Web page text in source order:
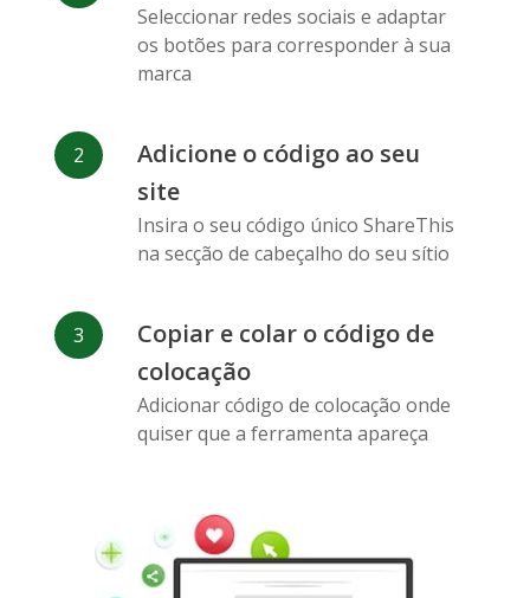
Flickr
Maps
Snapchat Wechat Reddit
Seleccionar redes sociais e adaptar
os botões para corresponder à sua
marca
Adicione o código ao seu
site
Insira o seu código único ShareThis
na secção de cabeçalho do seu sítio
Copiar e colar o código de
colocação
Adicionar código de colocação onde
quiser que a ferramenta apareça